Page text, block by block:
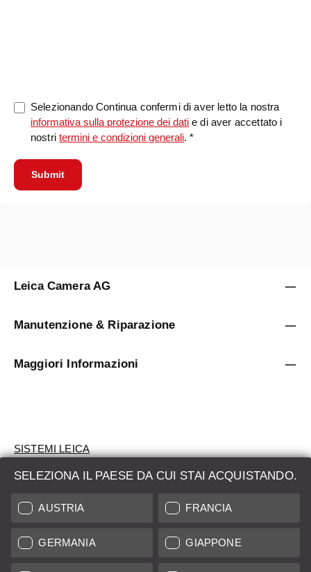
Selezionando Continua confermi di aver letto la nostra
informativa sulla protezione dei dati e di aver accettato i
nostritermini e condizioni generali. *
Submit
SELEZIONA IL PAESE DA CUI STAI ACQUISTANDO.
AUSTRIA FRANCIA
GERMANIA GIAPPONE
Leica Camera AG
Manutenzione & Riparazione
Maggiori Informazioni
SISTEMI LEICA
VALUTAZIONE
CERCHI UN PRODOTTO?
ASTE